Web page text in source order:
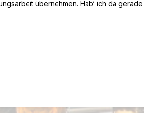
übernehmen. Hab‘ ich da